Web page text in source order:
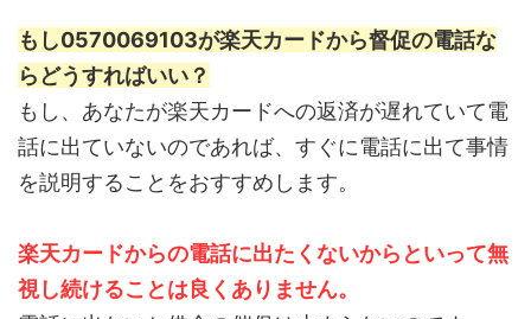
もし0570069103が楽天カードから督促の電話な
らどうすればいい？
もし、あなたが楽天カードへの返済が遅れていて電
話に出ていないのであれば、すぐに電話に出て事情
を説明することをおすすめします。
楽天カードからの電話に出たくないからといって無
視し続けることは良くありません。